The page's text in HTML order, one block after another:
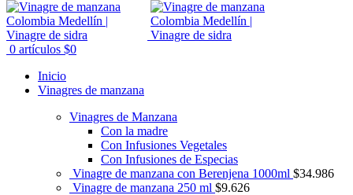
0 artículos $0
Inicio
Vinagres de manzana
Vinagres de Manzana
Con la madre
Con Infusiones Vegetales
Con Infusiones de Especias
Vinagre de manzana con Berenjena 1000ml $34.986
Vinagre de manzana 250 ml $9.626